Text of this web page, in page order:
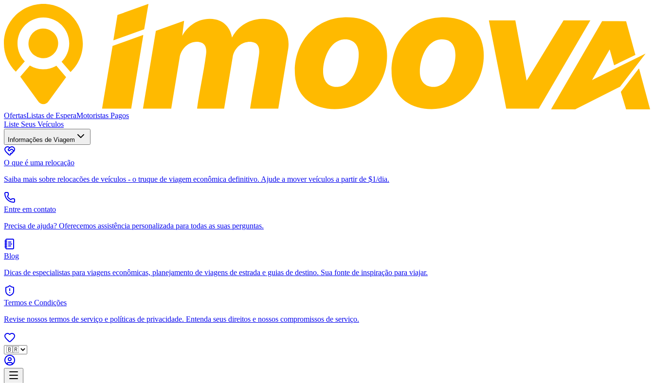
OfertasListas de EsperaMotoristas Pagos
Liste Seus Veículos
Informações de Viagem
O que é uma relocação
Saiba mais sobre relocacões de veículos - o truque de viagem econômica definitivo. Ajude a mover veículos a partir de $1/dia.
Entre em contato
Precisa de ajuda? Oferecemos assistência personalizada para todas as suas perguntas.
Blog
Dicas de especialistas para viagens econômicas, planejamento de viagens de estrada e guias de destino. Sua fonte de inspiração para viajar.
Termos e Condições
Revise nossos termos de serviço e políticas de privacidade. Entenda seus direitos e nossos compromissos de serviço.